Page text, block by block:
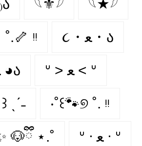
𓆩⚜𓆪 𓆩★𓆪
˚.🦴 ᵎᵎ ૮・ﻌ・ა
૮ ◕ ﻌ ◕ა ᐡ > ﻌ < ᐡ
ˎˊ˗ ‧˚꒰🐾୭ ˚. ᵎᵎ
🐶ྀི ⋆.˚ ᐡ ᐧ ﻌ ᐧ ᐡ